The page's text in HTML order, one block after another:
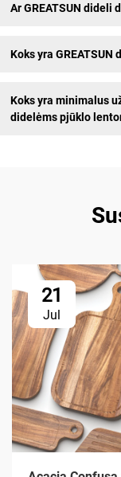
Ar GREATSUN dideli
Koks yra
Koks yra minimalus
didelėms pjūklo
21
Jul